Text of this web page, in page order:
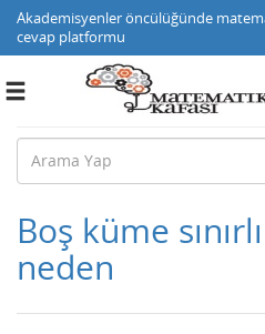
Akademisyenler öncülüğünde
cevap platformu
Toggle
Boş küme
neden